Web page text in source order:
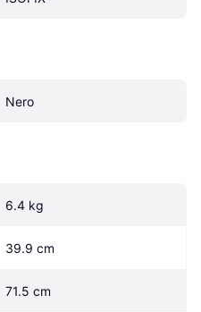
Nero
6.4 kg
39.9 cm
71.5 cm